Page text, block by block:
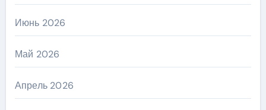
Июнь 2026
Май 2026
Апрель 2026